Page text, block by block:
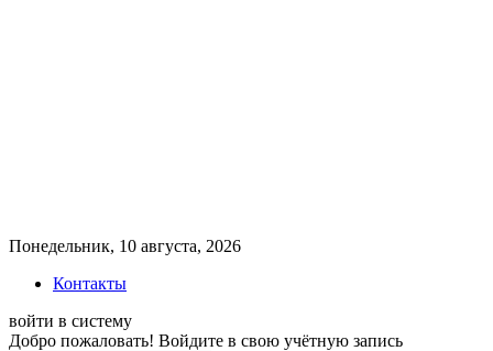
Понедельник, 10 августа, 2026
Контакты
войти в систему
Добро пожаловать! Войдите в свою учётную запись